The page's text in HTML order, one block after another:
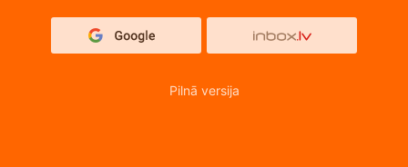
Pilnā versija